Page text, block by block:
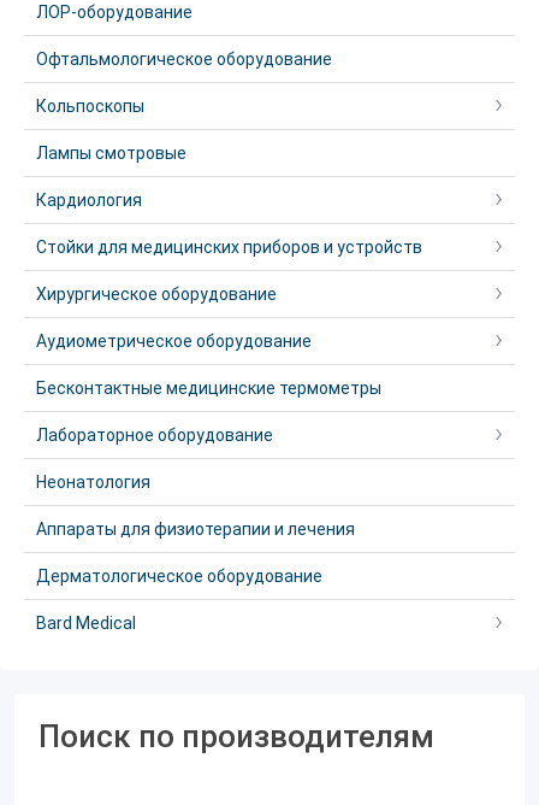
ЛОР-оборудование
Офтальмологическое оборудование
Кольпоскопы
Лампы смотровые
Кардиология
Стойки для медицинских приборов и устройств
Хирургическое оборудование
Аудиометрическое оборудование
Бесконтактные медицинские термометры
Лабораторное оборудование
Неонатология
Аппараты для физиотерапии и лечения
Дерматологическое оборудование
Bard Medical
Поиск по производителям